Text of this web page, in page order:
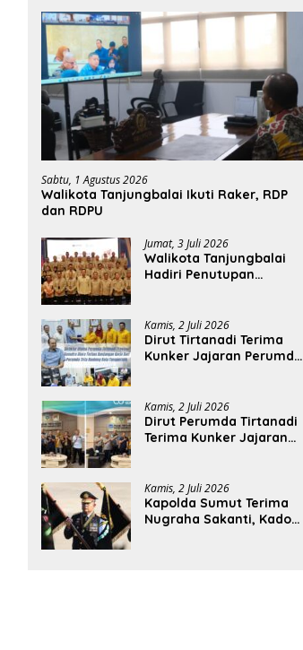
Sabtu, 1 Agustus 2026
Walikota Tanjungbalai Ikuti Raker, RDP
dan RDPU
Jumat, 3 Juli 2026
Walikota Tanjungbalai
Hadiri Penutupan
Kamis, 2 Juli 2026
Dirut Tirtanadi Terima
Kunker Jajaran Perumda
Kamis, 2 Juli 2026
Dirut Perumda Tirtanadi
Terima Kunker Jajaran
Kamis, 2 Juli 2026
Kapolda Sumut Terima
Nugraha Sakanti, Kado